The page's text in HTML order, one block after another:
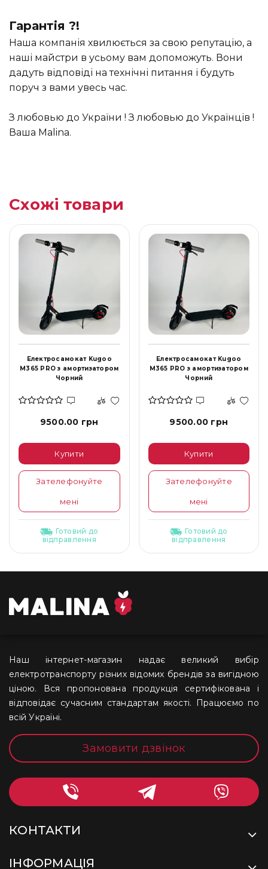
Гарантія ?!
Наша компанія хвилюється за свою репутацію, а
наші майстри в усьому вам допоможуть. Вони
дадуть відповіді на технічні питання і будуть
поруч з вами увесь час.
З любовью до України ! З любовью до Українців !
Ваша Malina.
Схожі товари
Електросамокат Kugoo
M365 PRO з амортизатором
Чорний
9500.00 грн
Купити
Зателефонуйте
мені
Готовий до
відправлення
Електросамокат Kugoo
M365 PRO з амортизатором
Чорний
9500.00 грн
Купити
Зателефонуйте
мені
Готовий до
відправлення
Наш інтернет-магазин надає великий вибір
електротранспорту різних відомих брендів за вигідною
ціною. Вся пропонована продукція сертифікована і
відповідає сучасним стандартам якості. Працюємо по
всій Україні.
Замовити дзвінок
КОНТАКТИ
ІНФОРМАЦІЯ